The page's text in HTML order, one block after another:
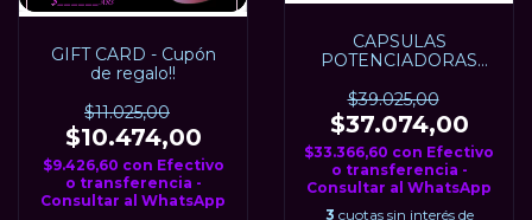
GIFT CARD - Cupón
de regalo!!
$11.025,00
$10.474,00
$9.426,60 con Efectivo
o transferencia -
Consultar al WhatsApp
CAPSULAS
POTENCIADORAS
$39.025,00
$37.074,00
$33.366,60 con Efectivo
o transferencia -
Consultar al WhatsApp
3 cuotas sin interés de